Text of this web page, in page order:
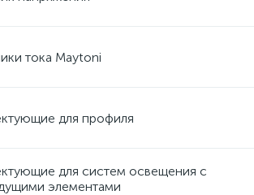
тока Maytoni
для профиля
для систем освещения с
элементами